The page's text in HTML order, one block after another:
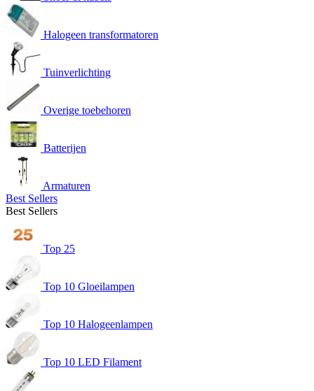
Halogeen transformatoren
Tuinverlichting
Overige toebehoren
Batterijen
Armaturen
Best Sellers
Best Sellers
Top 25
Top 10 Gloeilampen
Top 10 Halogeenlampen
Top 10 LED Filament